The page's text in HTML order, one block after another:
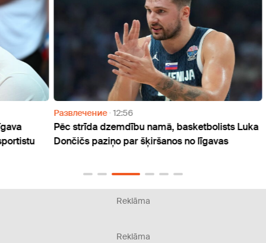
Развлечение 12:56
Pēc strīda dzemdību namā, basketbolists Luka
Dončičs paziņo par šķiršanos no līgavas
Reklāma
Reklāma